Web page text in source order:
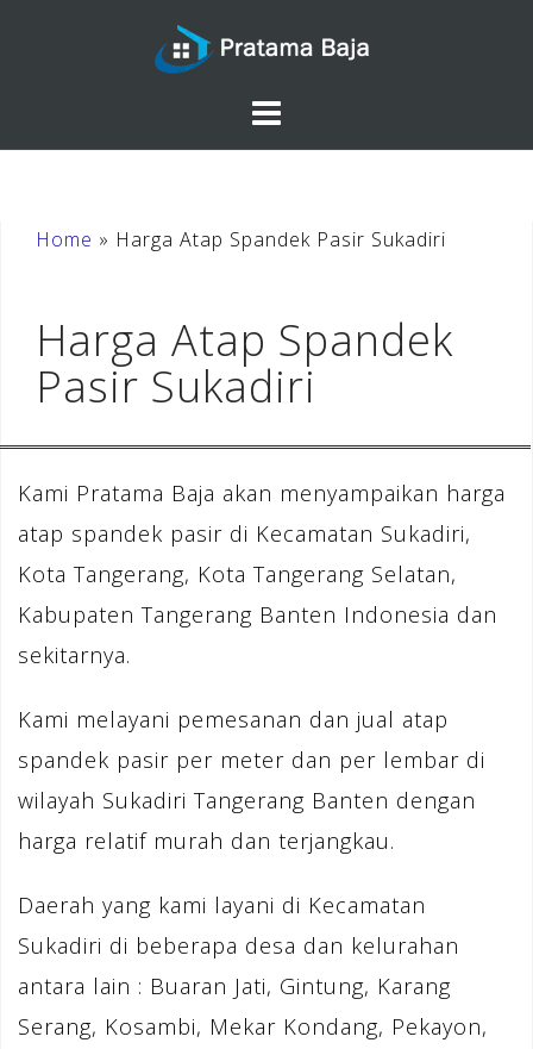
Home » Harga Atap Spandek Pasir Sukadiri
Harga Atap Spandek
Pasir Sukadiri
Kami Pratama Baja akan menyampaikan harga
atap spandek pasir di Kecamatan Sukadiri,
Kota Tangerang, Kota Tangerang Selatan,
Kabupaten Tangerang Banten Indonesia dan
sekitarnya.
Kami melayani pemesanan dan jual atap
spandek pasir per meter dan per lembar di
wilayah Sukadiri Tangerang Banten dengan
harga relatif murah dan terjangkau.
Daerah yang kami layani di Kecamatan
Sukadiri di beberapa desa dan kelurahan
antara lain : Buaran Jati, Gintung, Karang
Serang, Kosambi, Mekar Kondang, Pekayon,